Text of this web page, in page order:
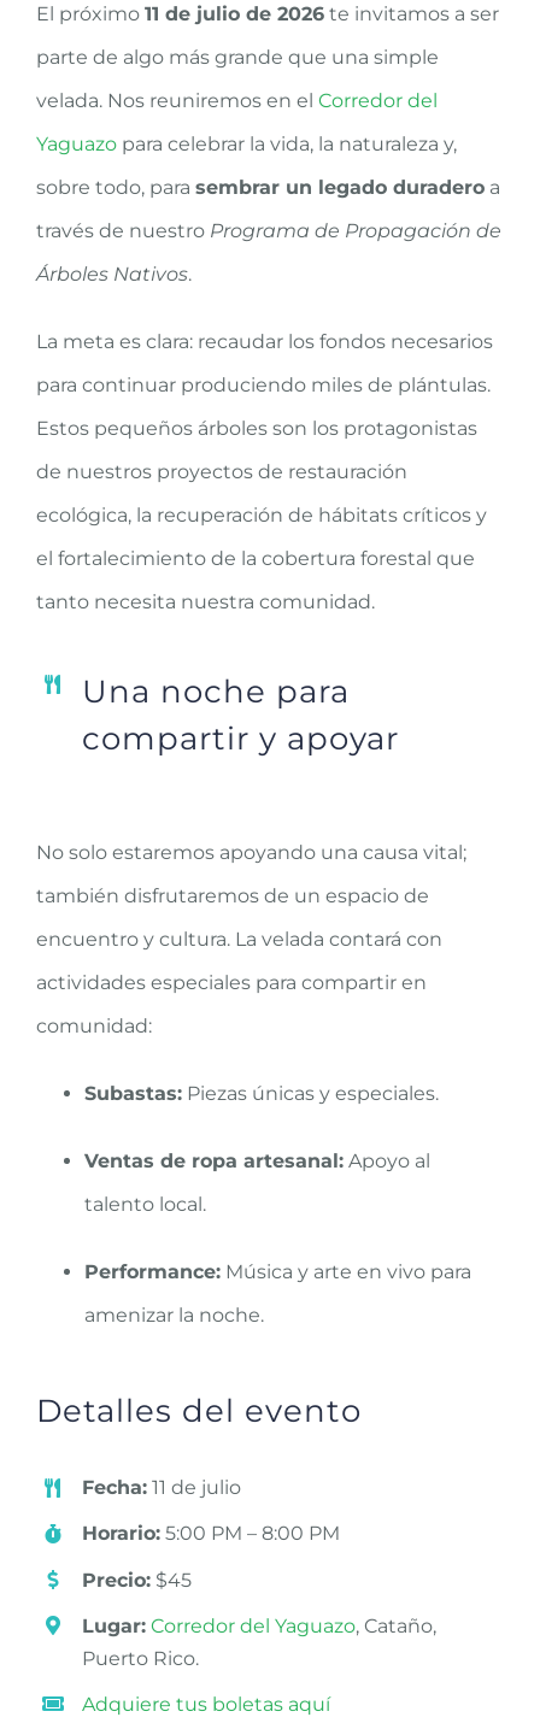
El próximo 11 de julio de 2026 te invitamos a ser
parte de algo más grande que una simple
velada. Nos reuniremos en el Corredor del
Yaguazo para celebrar la vida, la naturaleza y,
sobre todo, para sembrar un legado duradero a
través de nuestro Programa de Propagación de
Árboles Nativos.
La meta es clara: recaudar los fondos necesarios
para continuar produciendo miles de plántulas.
Estos pequeños árboles son los protagonistas
de nuestros proyectos de restauración
ecológica, la recuperación de hábitats críticos y
el fortalecimiento de la cobertura forestal que
tanto necesita nuestra comunidad.
Una noche para
compartir y apoyar
No solo estaremos apoyando una causa vital;
también disfrutaremos de un espacio de
encuentro y cultura. La velada contará con
actividades especiales para compartir en
comunidad:
Subastas: Piezas únicas y especiales.
Ventas de ropa artesanal: Apoyo al
talento local.
Performance: Música y arte en vivo para
amenizar la noche.
Detalles del evento
Fecha: 11 de julio
Horario: 5:00 PM – 8:00 PM
Precio: $45
Lugar: Corredor del Yaguazo, Cataño,
Puerto Rico.
Adquiere tus boletas aquí